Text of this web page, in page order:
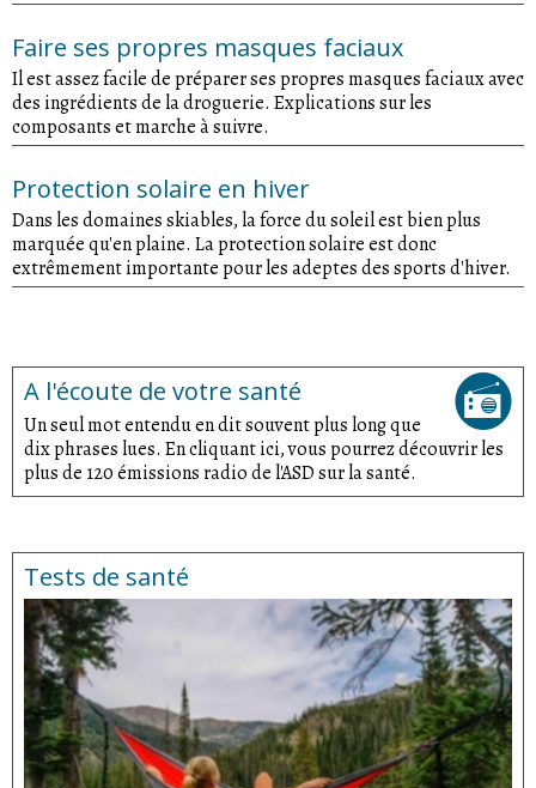
Faire ses propres masques faciaux
Il est assez facile de préparer ses propres masques faciaux avec
des ingrédients de la droguerie. Explications sur les
composants et marche à suivre.
Protection solaire en hiver
Dans les domaines skiables, la force du soleil est bien plus
marquée qu'en plaine. La protection solaire est donc
extrêmement importante pour les adeptes des sports d'hiver.
A l'écoute de votre santé
Un seul mot entendu en dit souvent plus long que
dix phrases lues. En cliquant ici, vous pourrez découvrir les
plus de 120 émissions radio de l'ASD sur la santé.
Tests de santé